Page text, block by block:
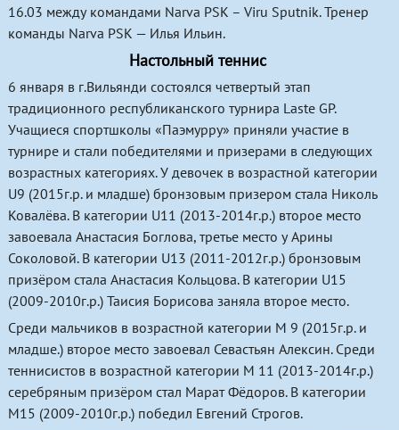
16.03 между командами Narva PSK – Viru Sputnik. Тренер
команды Narva PSK — Илья Ильин.
Настольный теннис
6 января в г.Вильянди состоялся четвертый этап
традиционного республиканского турнира Laste GP.
Учащиеся спортшколы «Паэмурру» приняли участие в
турнире и стали победителями и призерами в следующих
возрастных категориях. У девочек в возрастной категории
U9 (2015г.р. и младше) бронзовым призером стала Николь
Ковалёва. В категории U11 (2013-2014г.р.) второе место
завоевала Анастасия Боглова, третье место у Арины
Соколовой. В категории U13 (2011-2012г.р.) бронзовым
призёром стала Анастасия Кольцова. В категории U15
(2009-2010г.р.) Таисия Борисова заняла второе место.
Среди мальчиков в возрастной категории М 9 (2015г.р. и
младше.) второе место завоевал Севастьян Алексин. Среди
теннисистов в возрастной категории М 11 (2013-2014г.р.)
серебряным призёром стал Марат Фёдоров. В категории
М15 (2009-2010г.р.) победил Евгений Строгов.